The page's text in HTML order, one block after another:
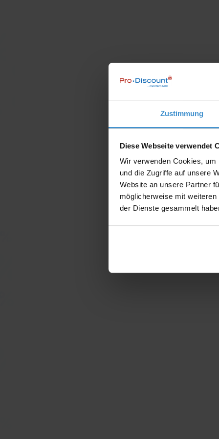
Zustimmung
Diese Webseite verwendet
Wir verwenden Cookies,
und die Zugriffe auf unsere
Website an unsere Partner
möglicherweise mit
der Dienste gesammelt